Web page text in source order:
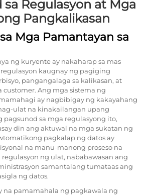
sa Regulasyon at Mga
Pangkalikasan
Mga Pamantayan sa
ng kuryente ay nakaharap sa mas
kaugnay ng pagiging
pangangalaga sa kalikasan, at
customer. Ang mga sistema ng
ay nagbibigay ng kakayahang
ulat na kinakailangan upang
pagsunod sa mga regulasyong ito,
din ang aktuwal na mga sukatan ng
pagkalap ng datos ay
na manu-manong proseso na
ng ulat, nababawasan ang
samantalang tumataas ang
ng datos.
na pamamahala ng pagkawala ng